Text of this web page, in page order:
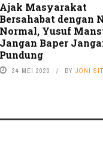
Ajak Masyarakat
Bersahabat dengan
Normal, Yusuf
Jangan Baper
Pundung
24 MEI 2020 BYJONI